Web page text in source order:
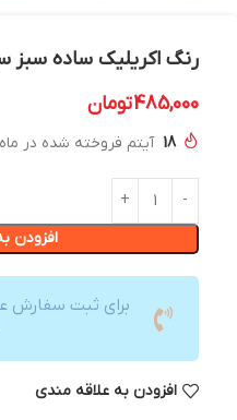
رنگ اکریلیک ساده سبز
485,000تومان
18 آیتم فروخته شده در ماه
افزودن
برای ثبت سفارش
افزودن به علاقه مندی